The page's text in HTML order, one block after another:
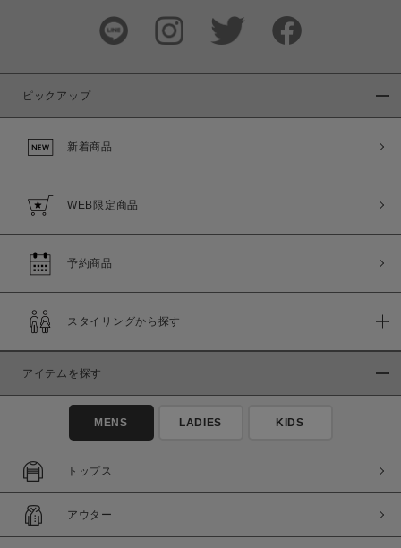
ピックアップ
新着商品
WEB限定商品
予約商品
スタイリングから探す
アイテムを探す
MENS LADIES KIDS
トップス
アウター